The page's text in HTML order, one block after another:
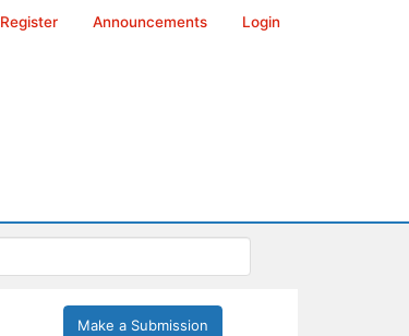
Register Announcements Login
Make a Submission